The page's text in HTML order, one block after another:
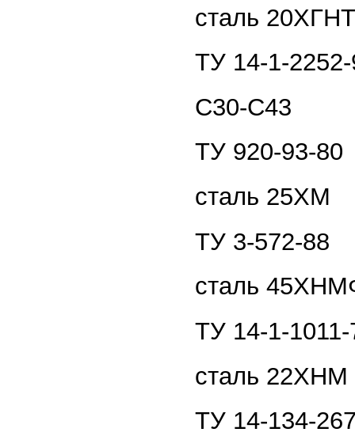
сталь
ТУ 14-1-
С30-С43
ТУ 920-93-80
сталь 25ХМ
ТУ 3-572-88
сталь
ТУ 14-1-1011-
сталь 22ХНМ
ТУ 14-134-